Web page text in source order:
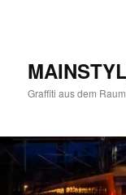
Graffiti aus dem